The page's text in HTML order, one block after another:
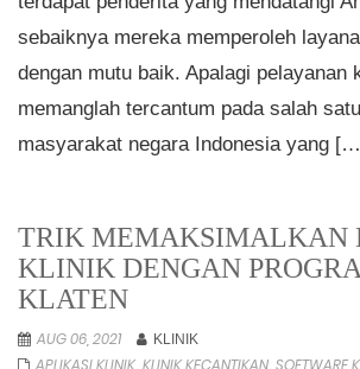
sebaiknya mereka memperoleh
dengan mutu baik. Apalagi pelayanan
memanglah tercantum pada salah
masyarakat negara Indonesia yang
TRIK MEMAKSIMALKAN
KLINIK DENGAN
KLATEN
AUG 06, 2021 KLINIK
APLIKASI KLINIK, KLINIK KECANTIKAN, SOFTWARE